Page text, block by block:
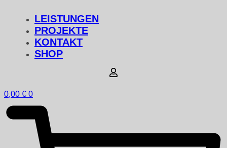
LEISTUNGEN
PROJEKTE
KONTAKT
SHOP
0,00 € 0